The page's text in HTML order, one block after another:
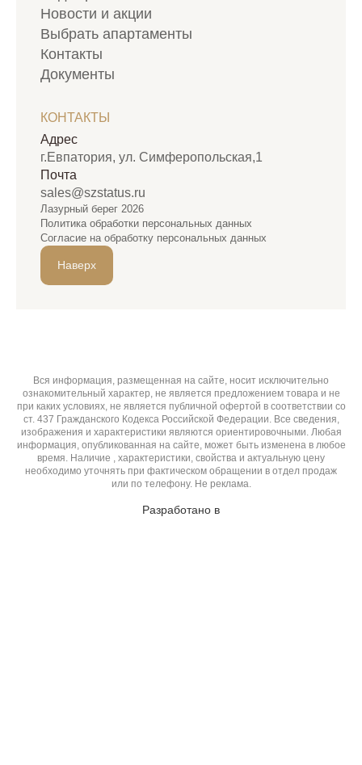
Новости и акции
Выбрать апартаменты
Контакты
Документы
КОНТАКТЫ
Адрес
г.Евпатория, ул. Симферопольская,1
Почта
sales@szstatus.ru
Лазурный берег 2026
Политика обработки персональных данных
Согласие на обработку персональных данных
Наверх
Вся информация, размещенная на сайте, носит исключительно
ознакомительный характер, не является предложением товара и не
при каких условиях, не является публичной офертой в соответствии со
ст. 437 Гражданского Кодекса Российской Федерации. Все сведения,
изображения и характеристики являются ориентировочными. Любая
информация, опубликованная на сайте, может быть изменена в любое
время. Наличие , характеристики, свойства и актуальную цену
необходимо уточнять при фактическом обращении в отдел продаж
или по телефону. Не реклама.
Разработано в